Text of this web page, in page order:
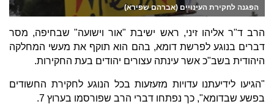
הפגנה לחקירת העינויים (אברהם שפירא)
הרב ד"ר אליהו זיני, ראש ישיבת "אור וישועה" שבחיפה, מסר
דברים בנוגע לפרשת דומא, בהם הוא תוקף את מעשי המחלקה
היהודית בשב"כ אשר עינתה עצורים יהודים בעת החקירות.
"הגיעו לידיעתנו עדויות מזעזעות בכל הנוגע לחקירת החשודים
בפשע שבדומא", כך נפתחו דברי הרב שפורסמו בערוץ 7.